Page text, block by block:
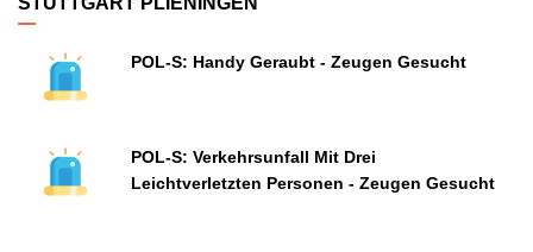
POL-S: Handy Geraubt - Zeugen Gesucht
POL-S: Verkehrsunfall Mit Drei
Leichtverletzten Personen - Zeugen Gesucht